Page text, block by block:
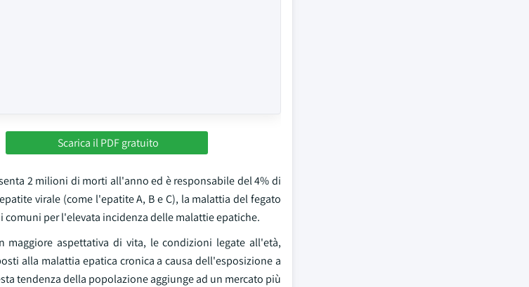
Scarica il PDF gratuito
2 milioni di morti all'anno ed è responsabile del 4% di
virale (come l'epatite A, B e C), la malattia del fegato
per l'elevata incidenza delle malattie epatiche.
aspettativa di vita, le condizioni legate all'età,
alla malattia epatica cronica a causa dell'esposizione a
tendenza della popolazione aggiunge ad un mercato più